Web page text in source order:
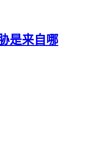
是来自哪